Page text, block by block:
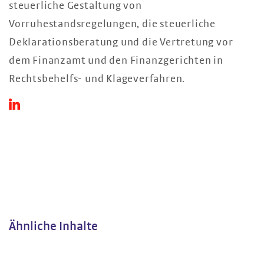
steuerliche Gestaltung von
Vorruhestandsregelungen, die steuerliche
Deklarationsberatung und die Vertretung vor
dem Finanzamt und den Finanzgerichten in
Rechtsbehelfs- und Klageverfahren.
Ähnliche Inhalte